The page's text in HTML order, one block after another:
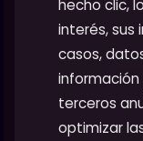
hecho clic,
interés, sus
casos,
terceros
optimizar